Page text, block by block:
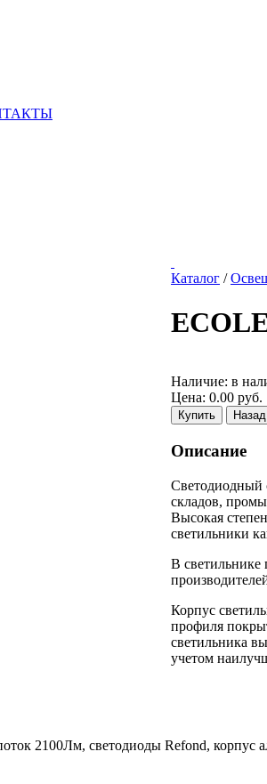
2100Лм, светодиоды Refond, корпус
Каталог /
Наличие: в
Цена: 0.00 руб.
Купить Назад
Описание
Светодиодный
складов,
Высокая
светильники
В
Корпус
профиля
светильника
учетом